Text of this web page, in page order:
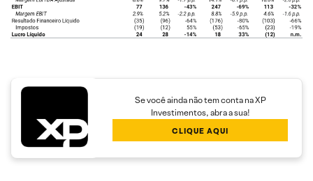
Se você ainda não tem conta na XP
Investimentos, abra a sua!
CLIQUE AQUI